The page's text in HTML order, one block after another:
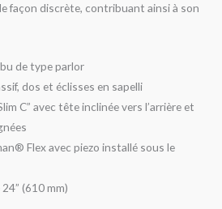
façon discrète, contribuant ainsi à son
de type parlor
dos et éclisses en sapelli
C” avec tête inclinée vers l’arrière et
Flex avec piezo installé sous le
(610 mm)